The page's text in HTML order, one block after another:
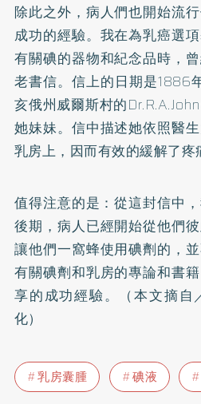
除此之外，病人們也開始流
成功的經驗。我在為乳癌選
有關碘的器物和紀念品時，
老書信。信上的日期是1886
亥俄州威爾斯村的
她妹妹。信中描述她依照醫
乳房上，因而有效的緩解了疼
值得注意的是：從這封信中
後期，病人已經開始從他們
讓他們一窩蜂使用碘劑的，
有關碘劑和乳房的專論和書
享的成功經驗。（本文摘自
化）
乳房囊腫 碘液